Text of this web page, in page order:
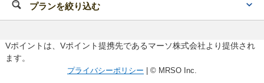
プランを絞り込む
Vポイントは、Vポイント提携先であるマーソ株式会社より提供され
ます。
プライバシーポリシー | © MRSO Inc.